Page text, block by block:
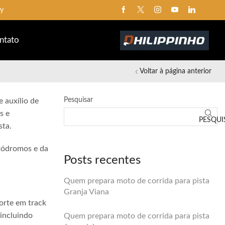
Voltar à página anterior
auxílio de
e
e da
em track
Pesquisar
Posts recentes
Quem prepara moto de corrida para pista
Granja Viana
Quem prepara moto de corrida para pista